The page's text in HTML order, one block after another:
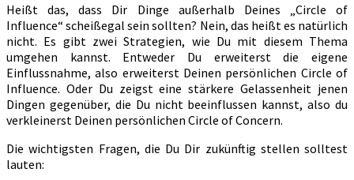
Heißt das, dass Dir Dinge außerhalb Deines „Circle of
Influence“ scheißegal sein sollten? Nein, das heißt es natürlich
nicht. Es gibt zwei Strategien, wie Du mit diesem Thema
umgehen kannst. Entweder Du erweiterst die eigene
Einflussnahme, also erweiterst Deinen persönlichen Circle of
Influence. Oder Du zeigst eine stärkere Gelassenheit jenen
Dingen gegenüber, die Du nicht beeinflussen kannst, also du
verkleinerst Deinen persönlichen Circle of Concern.
Die wichtigsten Fragen, die Du Dir zukünftig stellen solltest
lauten: